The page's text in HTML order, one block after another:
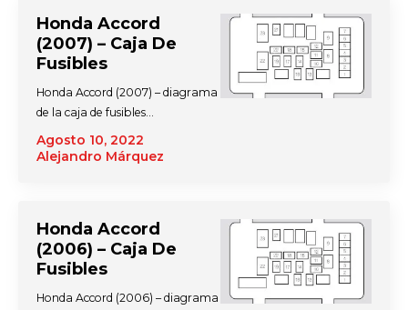
Honda Accord
(2007) – Caja De
Fusibles
Agosto 10, 2022
Alejandro Márquez
Honda Accord (2007) – diagrama
de la caja de fusibles…
Honda Accord
(2006) – Caja De
Fusibles
Honda Accord (2006) – diagrama